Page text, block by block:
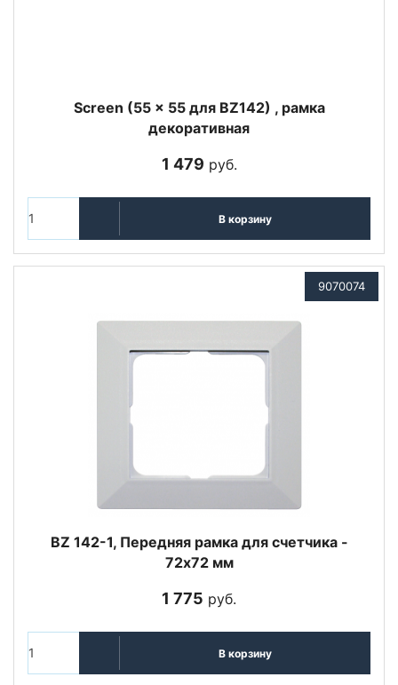
Screen (55 x 55 для BZ142) , рамка
декоративная
1 479 руб.
В корзину
9070074
BZ 142-1, Передняя рамка для счетчика -
72x72 мм
1 775 руб.
В корзину